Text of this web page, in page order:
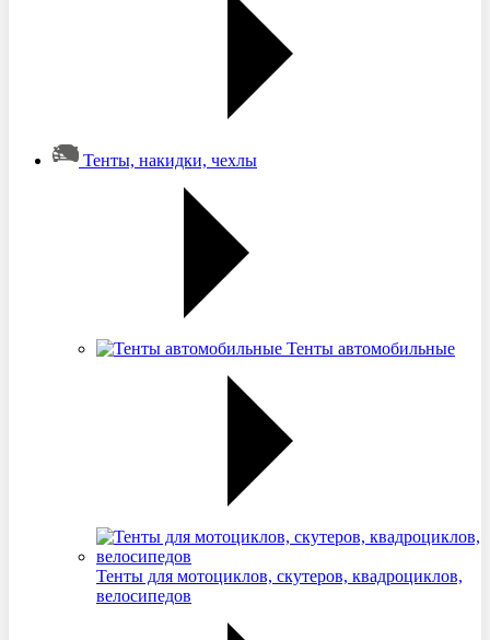
Тенты, накидки, чехлы
Тенты автомобильные
Тенты для мотоциклов, скутеров, квадроциклов,
велосипедов